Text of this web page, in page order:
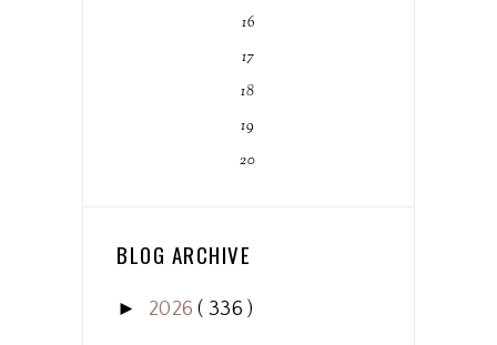
16
17
18
19
20
BLOG ARCHIVE
► 2026( 336 )